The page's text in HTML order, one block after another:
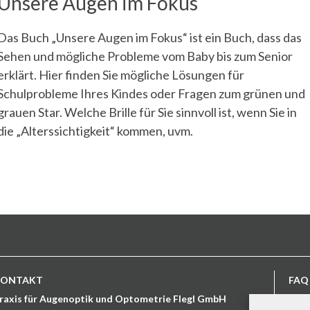
Buch „Unsere Augen im Fokus“ ist ein Buch, dass das
und mögliche Probleme vom Baby bis zum Senior
Hier finden Sie mögliche Lösungen für
Ihres Kindes oder Fragen zum grünen und
Star. Welche Brille für Sie sinnvoll ist, wenn Sie in
„Alterssichtigkeit“ kommen, uvm.
für Augenoptik und Optometrie Flegl GmbH
FAQ